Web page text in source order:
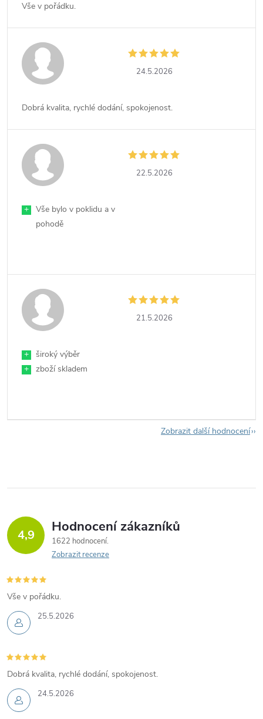
Vše v pořádku.
24.5.2026
Dobrá kvalita, rychlé dodání, spokojenost.
22.5.2026
+
Vše bylo v poklidu a v
pohodě
21.5.2026
+
široký výběr
+
zboží skladem
Zobrazit další hodnocení
4,9 Hodnocení zákazníků
1622 hodnocení
Zobrazit recenze
25.5.2026
Vše v pořádku.
24.5.2026
Dobrá kvalita, rychlé dodání, spokojenost.